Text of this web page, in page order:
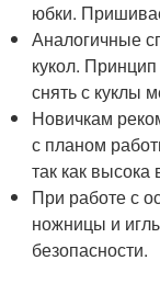
юбки.
Аналогичные
кукол.
снять с куклы
Новичкам
с планом
так как
При работе с
ножницы и
безопасности.